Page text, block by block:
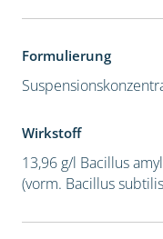
Formulierung
Wirkstoff
13,96 g/l Bacillus
(vorm. Bacillus